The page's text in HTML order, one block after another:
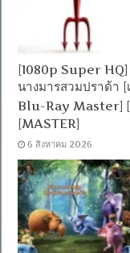
[1080p Super
นางมารสวมปราด้า [
Blu-Ray Master] [
[MASTER]
6 สิงหาคม 2026